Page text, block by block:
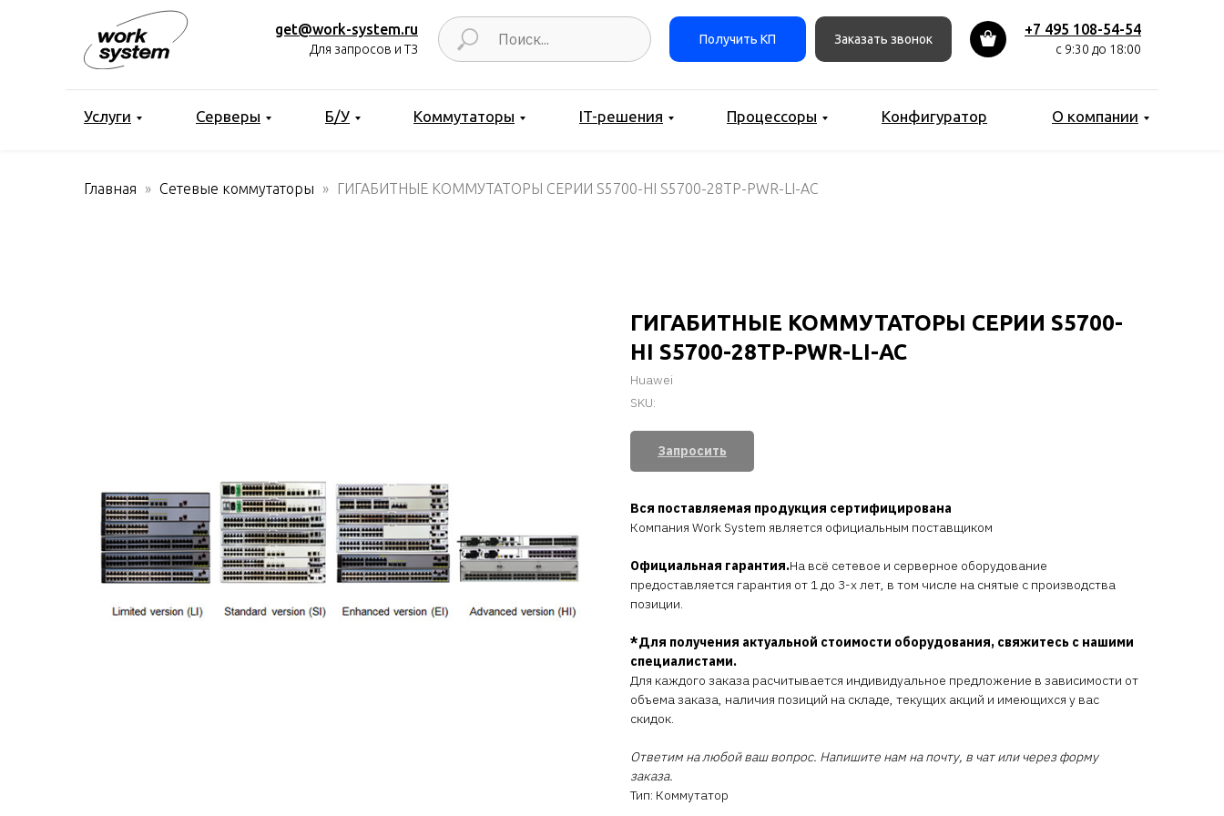
get@work-system.ru
Для запросов и ТЗ
+7 495 108-54-54
с 9:30 до 18:00
Заказать звонок
Получить КП
Услуги Серверы Б/У Коммутаторы IT-решения Процессоры Конфигуратор О компании
Главная Сетевые коммутаторы ГИГАБИТНЫЕ КОММУТАТОРЫ СЕРИИ S5700-HI S5700-28TP-PWR-LI-AC
ГИГАБИТНЫЕ КОММУТАТОРЫ СЕРИИ S5700-
HI S5700-28TP-PWR-LI-AC
Huawei
SKU:
Запросить
Вся поставляемая продукция сертифицирована
Компания Work System является официальным поставщиком
Официальная гарантия.На всё сетевое и серверное оборудование
предоставляется гарантия от 1 до 3-х лет, в том числе на снятые с производства
позиции.
*Для получения актуальной стоимости оборудования, свяжитесь с нашими
специалистами.
Для каждого заказа расчитывается индивидуальное предложение в зависимости от
объема заказа, наличия позиций на складе, текущих акций и имеющихся у вас
скидок.
Ответим на любой ваш вопрос. Напишите нам на почту, в чат или через форму
заказа.
Тип: Коммутатор